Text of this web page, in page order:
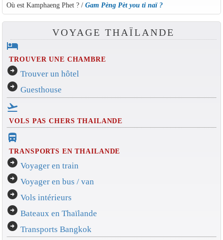
Où est Kamphaeng Phet ? / Gam Pèng Pèt you ti naï ?
VOYAGE THAÏLANDE
hotel
TROUVER UNE CHAMBRE
arrow_circle_right Trouver un hôtel
arrow_circle_right Guesthouse
flight_takeoff
VOLS PAS CHERS THAILANDE
directions_bus_filled
TRANSPORTS EN THAILANDE
arrow_circle_right Voyager en train
arrow_circle_right Voyager en bus / van
arrow_circle_right Vols intérieurs
arrow_circle_right Bateaux en Thaïlande
arrow_circle_right Transports Bangkok